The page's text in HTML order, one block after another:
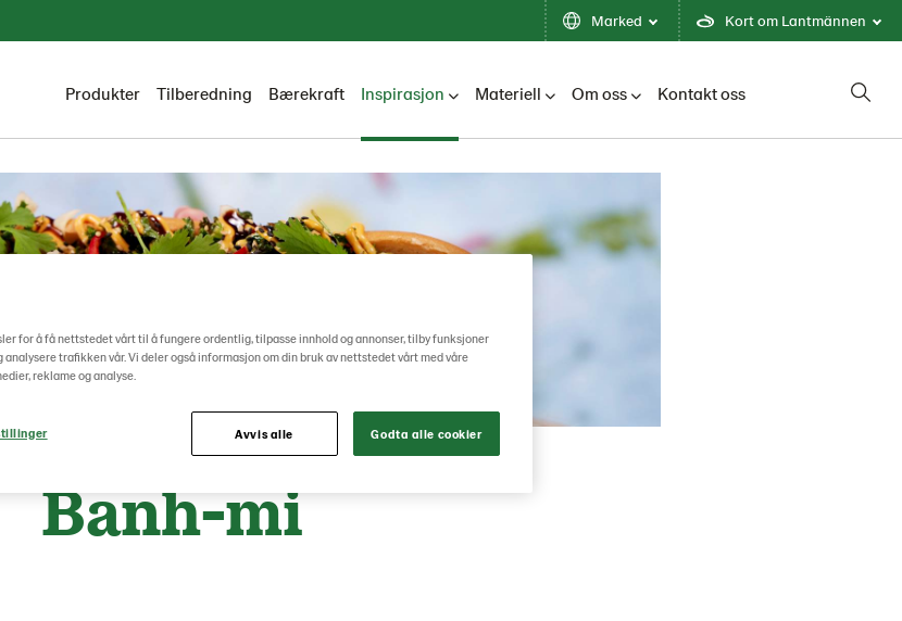
Marked Kort om Lantmännen
Produkter Tilberedning Bærekraft Inspirasjon Materiell Om oss Kontakt oss
Banh-mi
for å få nettstedet vårt til å fungere ordentlig, tilpasse innhold og annonser, tilby funksjoner
trafikken vår. Vi deler også informasjon om din bruk av nettstedet vårt med våre
reklame og analyse.
Avvis alle Godta alle cookier